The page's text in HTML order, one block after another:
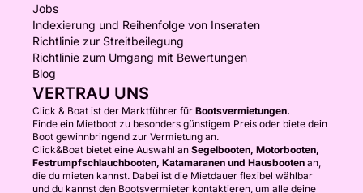
Jobs
Indexierung und Reihenfolge von Inseraten
Richtlinie zur Streitbeilegung
Richtlinie zum Umgang mit Bewertungen
Blog
VERTRAU UNS
Click & Boat ist der Marktführer für Bootsvermietungen.
Finde ein Mietboot zu besonders günstigem Preis oder biete dein
Boot gewinnbringend zur Vermietung an.
Click&Boat bietet eine Auswahl an Segelbooten, Motorbooten,
Festrumpfschlauchbooten, Katamaranen und Hausbooten an,
die du mieten kannst. Dabei ist die Mietdauer flexibel wählbar
und du kannst den Bootsvermieter kontaktieren, um alle deine